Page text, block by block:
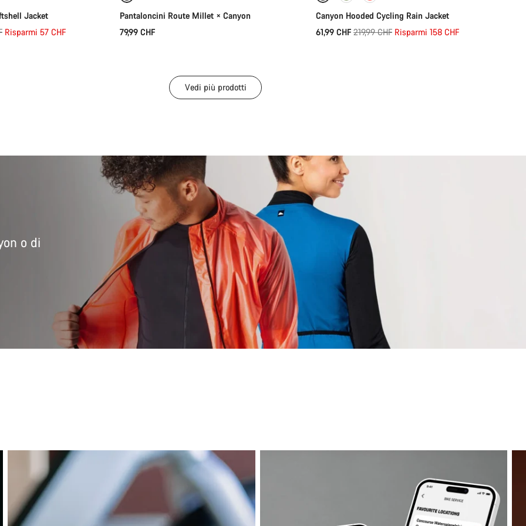
Jacket
Risparmi 57 CHF
Pantaloncini Route Millet × Canyon
79,99 CHF
Canyon Hooded Cycling Rain Jacket
61,99 CHF Prezzo
219,99 CHF Risparmi 158 CHF
Vedi più prodotti
o di